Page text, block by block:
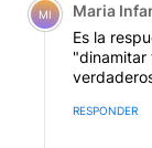
MI Maria
Es la
"dinamitar
RESPONDER